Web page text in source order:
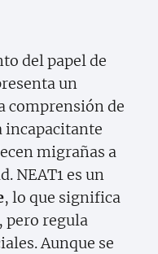
del papel de
un
comprensión de
incapacitante
migrañas a
NEAT1 es un
, lo que significa
pero regula
Aunque se